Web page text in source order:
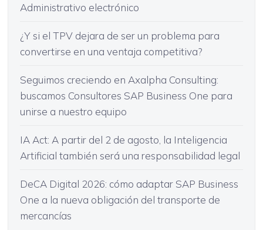
Administrativo electrónico
¿Y si el TPV dejara de ser un problema para
convertirse en una ventaja competitiva?
Seguimos creciendo en Axalpha Consulting:
buscamos Consultores SAP Business One para
unirse a nuestro equipo
IA Act: A partir del 2 de agosto, la Inteligencia
Artificial también será una responsabilidad legal
DeCA Digital 2026: cómo adaptar SAP Business
One a la nueva obligación del transporte de
mercancías